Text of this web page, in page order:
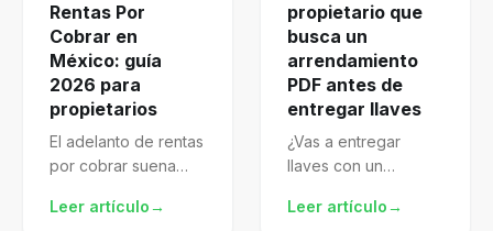
Rentas Por
Cobrar en
México: guía
2026 para
propietarios
El adelanto de rentas
por cobrar suena
gestionado te
Leer artículo→
propietario que
busca un
arrendamiento
PDF antes de
entregar llaves
¿Vas a entregar
llaves con un
descargado de
Leer artículo→